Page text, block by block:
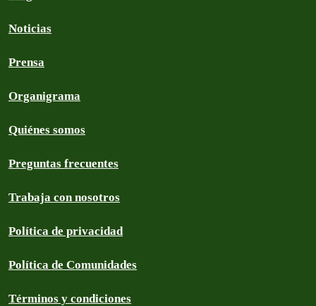
Noticias
Prensa
Organigrama
Quiénes somos
Preguntas frecuentes
Trabaja con nosotros
Política de privacidad
Política de Comunidades
Términos y condiciones